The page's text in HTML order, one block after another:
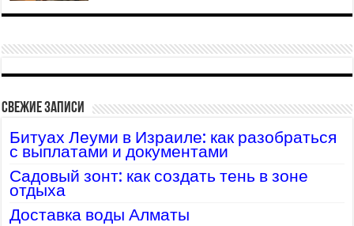
Свежие записи
Битуах Леуми в Израиле: как разобраться
с выплатами и документами
Садовый зонт: как создать тень в зоне
отдыха
Доставка воды Алматы